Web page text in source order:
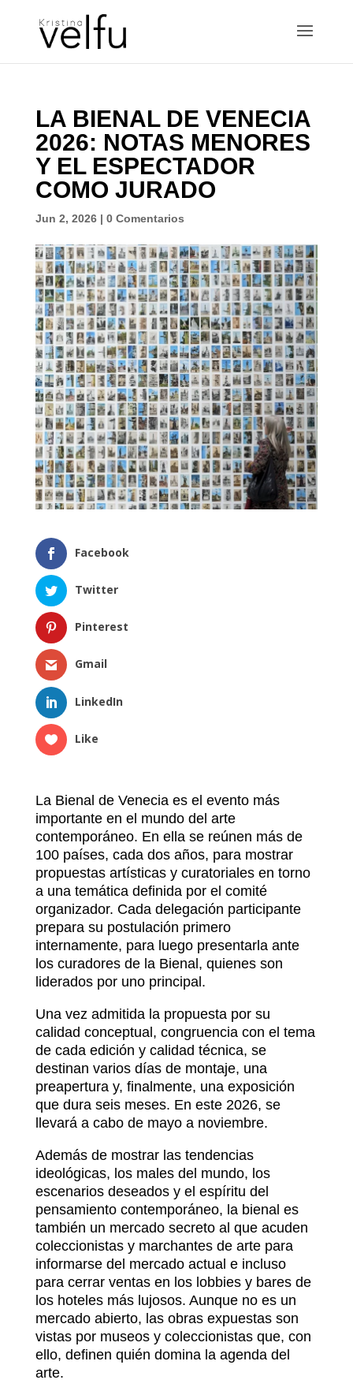
LA BIENAL DE VENECIA
2026: NOTAS MENORES
Y EL ESPECTADOR
COMO JURADO
Jun 2, 2026| 0 Comentarios
Facebook
Twitter
Pinterest
Gmail
LinkedIn
Like
La Bienal de Venecia es el evento más
importante en el mundo del arte
contemporáneo. En ella se reúnen más de
100 países, cada dos años, para mostrar
propuestas artísticas y curatoriales en torno
a una temática definida por el comité
organizador. Cada delegación participante
prepara su postulación primero
internamente, para luego presentarla ante
los curadores de la Bienal, quienes son
liderados por uno principal.
Una vez admitida la propuesta por su
calidad conceptual, congruencia con el tema
de cada edición y calidad técnica, se
destinan varios días de montaje, una
preapertura y, finalmente, una exposición
que dura seis meses. En este 2026, se
llevará a cabo de mayo a noviembre.
Además de mostrar las tendencias
ideológicas, los males del mundo, los
escenarios deseados y el espíritu del
pensamiento contemporáneo, la bienal es
también un mercado secreto al que acuden
coleccionistas y marchantes de arte para
informarse del mercado actual e incluso
para cerrar ventas en los lobbies y bares de
los hoteles más lujosos. Aunque no es un
mercado abierto, las obras expuestas son
vistas por museos y coleccionistas que, con
ello, definen quién domina la agenda del
arte.